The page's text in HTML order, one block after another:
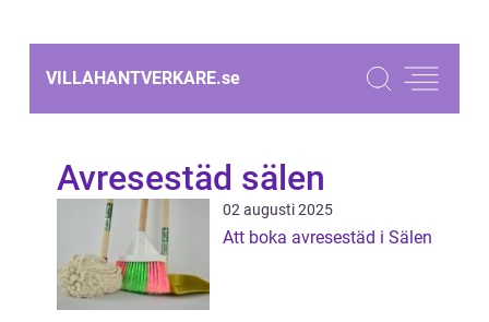
VILLAHANTVERKARE.se
Avresestäd sälen
02 augusti 2025
Att boka avresestäd i Sälen